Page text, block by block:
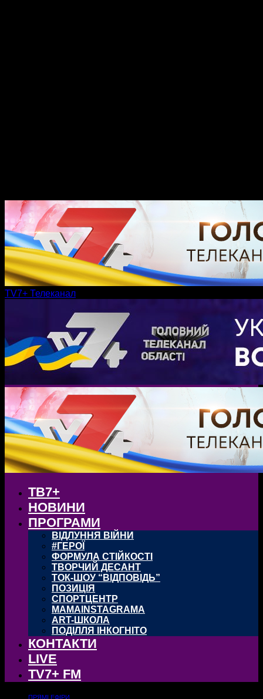
TV7+ Телеканал
ТВ7+
НОВИНИ
ПРОГРАМИ
ВІДЛУННЯ ВІЙНИ
#ГЕРОЇ
ФОРМУЛА СТІЙКОСТІ
ТВОРЧИЙ ДЕСАНТ
ТОК-ШОУ “ВІДПОВІДЬ”
ПОЗИЦІЯ
СПОРТЦЕНТР
MAMAINSTAGRAMA
ART-ШКОЛА
ПОДІЛЛЯ ІНКОГНІТО
КОНТАКТИ
LIVE
TV7+ FM
ПРЯМІ ЕФІРИ